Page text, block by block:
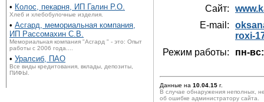
• Колос, пекарня, ИП Галин Р.О.
Хлеб и хлебобулочные изделия.
• Асгард, мемориальная компания,
ИП Рассомахин С.В.
Мемориальная компания "Асгард " - это: Опыт
работы с 2006 года....
• Уралсиб, ПАО
Все виды кредитования, вклады, депозиты,
ПИФЫ.
Сайт:
E-mail:
roxi-
Режим работы:
пн-
Данные на 10.04.15 г.
В случае обнаружения неполных,
об ошибке администратору сайта.